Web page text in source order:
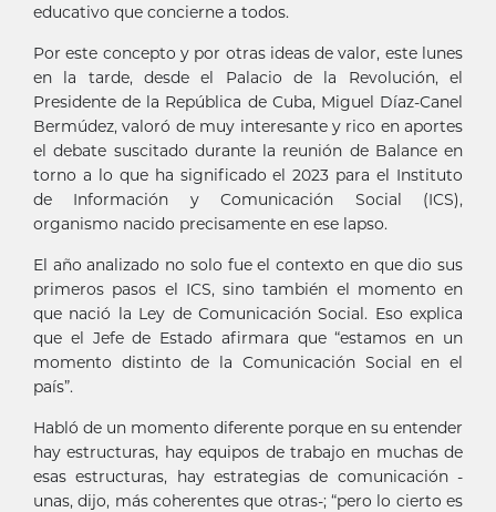
educativo que concierne a todos.
Por este concepto y por otras ideas de valor, este lunes
en la tarde, desde el Palacio de la Revolución, el
Presidente de la República de Cuba, Miguel Díaz-Canel
Bermúdez, valoró de muy interesante y rico en aportes
el debate suscitado durante la reunión de Balance en
torno a lo que ha significado el 2023 para el Instituto
de Información y Comunicación Social (ICS),
organismo nacido precisamente en ese lapso.
El año analizado no solo fue el contexto en que dio sus
primeros pasos el ICS, sino también el momento en
que nació la Ley de Comunicación Social. Eso explica
que el Jefe de Estado afirmara que “estamos en un
momento distinto de la Comunicación Social en el
país”.
Habló de un momento diferente porque en su entender
hay estructuras, hay equipos de trabajo en muchas de
esas estructuras, hay estrategias de comunicación -
unas, dijo, más coherentes que otras-; “pero lo cierto es